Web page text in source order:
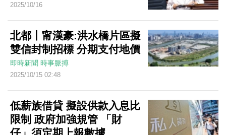
2025/10/16
北都丨甯漢豪:洪水橋片區擬
雙信封制招標 分期支付地價
即時新聞 時事脈搏
2025/10/15 02:48
低薪族借貸 擬設供款入息比
限制 政府加強規管 「財